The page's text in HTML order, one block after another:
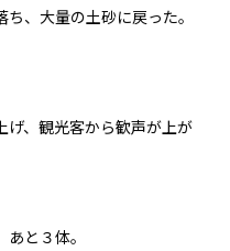
娘
は君と二人で
、大量の土砂に戻った。
、観光客から歓声が上が
と３体。